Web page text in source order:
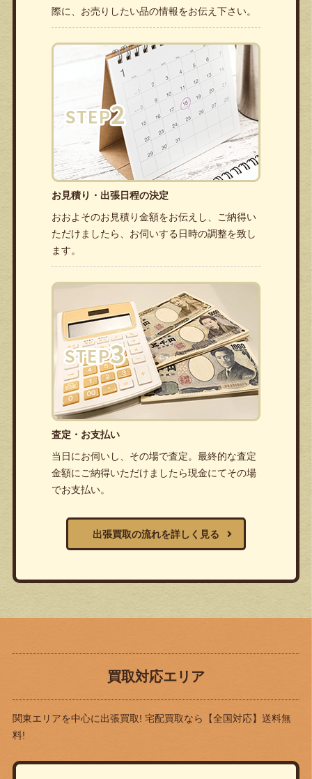
際に、お売りしたい品の情報をお伝え下さい。
お見積り・出張日程の決定
おおよそのお見積り金額をお伝えし、ご納得い
ただけましたら、お伺いする日時の調整を致し
ます。
査定・お支払い
当日にお伺いし、その場で査定。最終的な査定
金額にご納得いただけましたら現金にてその場
でお支払い。
出張買取の流れを詳しく見る
買取対応エリア
関東エリアを中心に出張買取! 宅配買取なら
【全国対応】送料無
料!